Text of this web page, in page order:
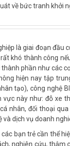
về bức tranh khởi
là giai đoạn
khó thành công
phần như các
hiện nay tập
tạo), công nghệ
vực này như: đỗ xe
nhân, đối thoại
và dịch vụ doanh
bạn trẻ cần thể
nghiên cứu,